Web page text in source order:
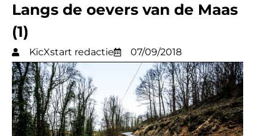
Langs de oevers van de Maas
(1)
KicXstart redactie 07/09/2018